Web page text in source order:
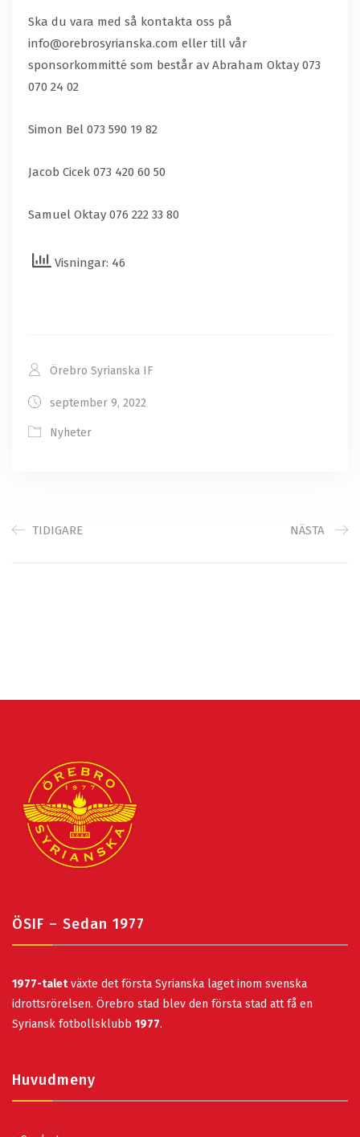
Ska du vara med så kontakta oss på
info@orebrosyrianska.com eller till vår
sponsorkommitté som består av Abraham Oktay 073
070 24 02
Simon Bel 073 590 19 82
Jacob Cicek 073 420 60 50
Samuel Oktay 076 222 33 80
Visningar: 46
Örebro Syrianska IF
september 9, 2022
Nyheter
TIDIGARE NÄSTA
ÖSIF – Sedan 1977
1977-taletväxte det första Syrianska laget inom svenska
idrottsrörelsen. Örebro stad blev den första stad att få en
Syriansk fotbollsklubb 1977.
Huvudmeny